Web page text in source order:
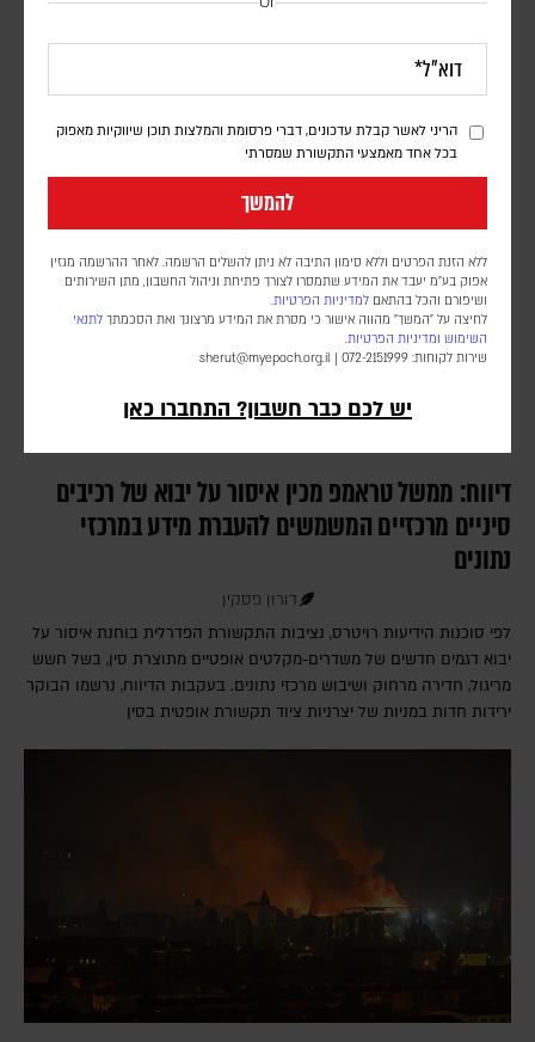
הריני לאשר קבלת עדכונים, דברי פרסומת והמלצות תוכן שיווקיות מאפוק
בכל אחד מאמצעי התקשורת שמסרתי
להמשך
ללא הזנת הפרטים וללא סימון התיבה לא ניתן להשלים הרשמה. לאחר ההרשמה מגזין
אפוק בע״מ יעבד את המידע שתמסרו לצורך פתיחת וניהול החשבון, מתן השירותים
ושיפורם והכל בהתאם למדיניות הפרטיות.
לחיצה על "המשך" מהווה אישור כי מסרת את המידע מרצונך ואת הסכמתך לתנאי
השימוש ומדיניות הפרטיות.
שירות לקוחות: 072-2151999 |
sherut@myepoch.org.il
יש לכם כבר חשבון? התחברו כאן
לבנון
פצועים
דיווח: ממשל טראמפ מכין איסור על יבוא של רכיבים
סיניים מרכזיים המשמשים להעברת מידע במרכזי
נתונים
דורון פסקין
לפי סוכנות הידיעות רויטרס, נציבות התקשורת הפדרלית בוחנת איסור על
יבוא דגמים חדשים של משדרים-מקלטים אופטיים מתוצרת סין, בשל חשש
מריגול, חדירה מרחוק ושיבוש מרכזי נתונים. בעקבות הדיווח, נרשמו הבוקר
ירידות חדות במניות של יצרניות ציוד תקשורת אופטית בסין